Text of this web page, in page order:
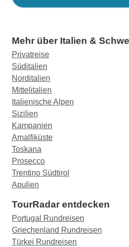
Mehr über Italien &
Privatreise
Süditalien
Norditalien
Mittelitalien
Italienische Alpen
Sizilien
Kampanien
Amalfiküste
Toskana
Prosecco
Trentino Südtirol
Apulien
TourRadar entdecken
Portugal Rundreisen
Griechenland Rundreisen
Türkei Rundreisen